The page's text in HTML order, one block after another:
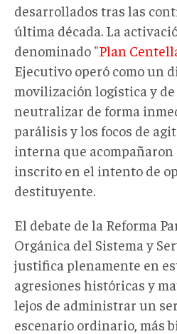
desarrollados tras las
última década. La
denominado "Plan
Ejecutivo operó como un
movilización logística y
neutralizar de forma
parálisis y los focos de
interna que acompañaron
inscrito en el intento de
destituyente.
El debate de la Reforma
Orgánica del Sistema y
justifica plenamente en
agresiones históricas y
lejos de administrar un
escenario ordinario, más